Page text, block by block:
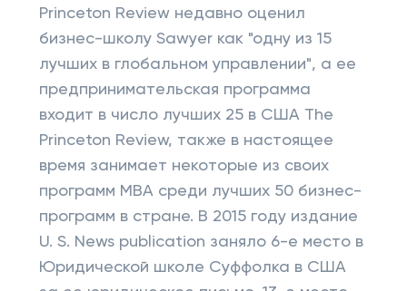
Princeton Review недавно оценил
бизнес-школу Sawyer как "одну из 15
лучших в глобальном управлении", а ее
предпринимательская программа
входит в число лучших 25 в США The
Princeton Review, также в настоящее
время занимает некоторые из своих
программ MBA среди лучших 50 бизнес-
программ в стране. В 2015 году издание
U. S. News publication заняло 6-е место в
Юридической школе Суффолка в США